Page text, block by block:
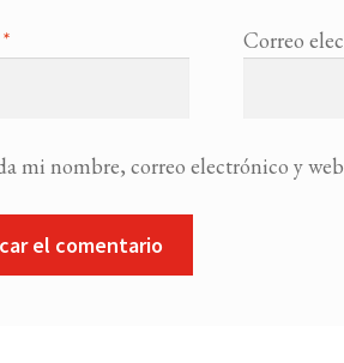
* Correo
mi nombre, correo electrónico y